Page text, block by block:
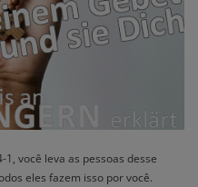
1, você leva as pessoas desse
eles fazem isso por você.